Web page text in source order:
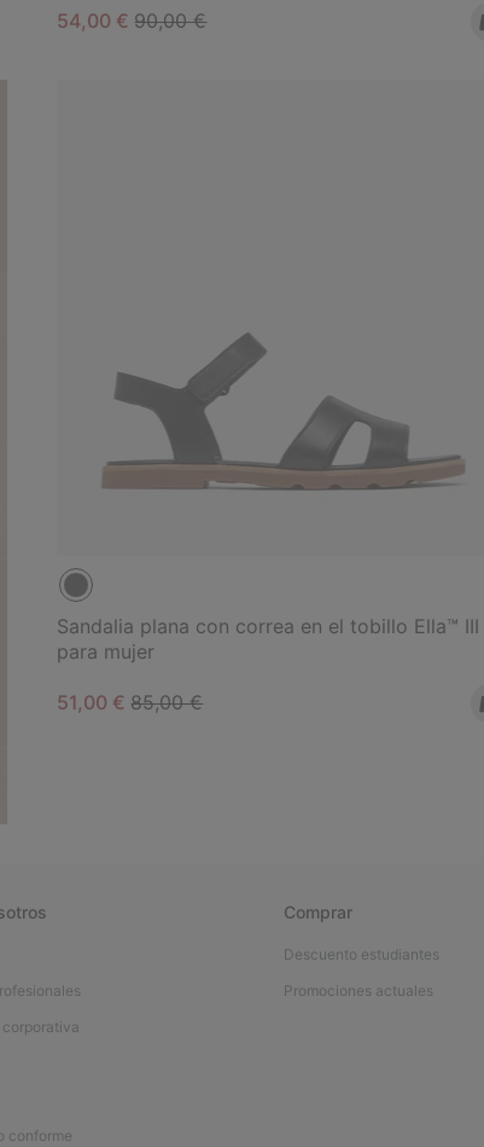
Sale price:
54,00 €Regular price:
90,00 €
Sandalia plana con correa en el tobillo Ella™ III
para mujer
Sale price:
51,00 €Regular price:
85,00 €
conforme
Comprar
Descuento estudiantes
Promociones actuales